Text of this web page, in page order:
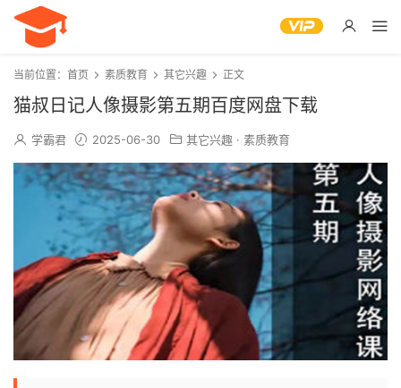
当前位置： 首页 素质教育 其它兴趣 正文
猫叔日记人像摄影第五期百度网盘下载
学霸君 2025-06-30 其它兴趣 · 素质教育